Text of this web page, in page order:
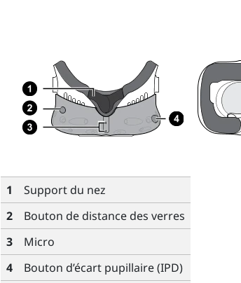
1
Support du nez
2
Bouton de distance des verres
3
Micro
4
Bouton d’écart pupillaire (IPD)